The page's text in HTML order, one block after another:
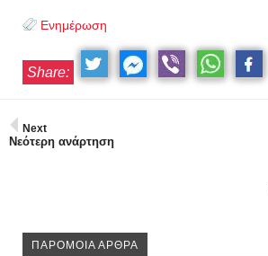
Ενημέρωση
Share:
Next
Νεότερη ανάρτηση
ΠΑΡΟΜΟΙΑ ΑΡΘΡΑ